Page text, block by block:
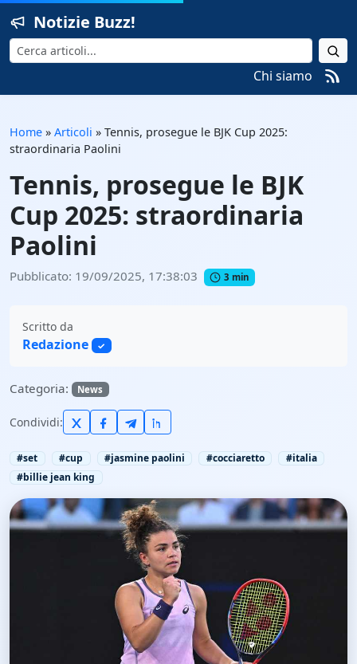
Notizie Buzz!
Cerca
Chi siamo
Home » Articoli » Tennis, prosegue le BJK Cup 2025:
straordinaria Paolini
Tennis, prosegue le BJK
Cup 2025: straordinaria
Paolini
Pubblicato: 19/09/2025, 17:38:03 3 min
Scritto da
Redazione ✓
Categoria: News
Condividi:
#set #cup #jasmine paolini #cocciaretto
#italia
#billie jean king